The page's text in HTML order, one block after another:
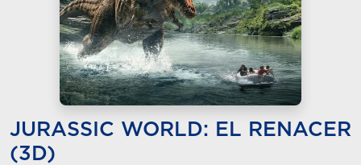
JURASSIC WORLD: EL RENACER
(3D)